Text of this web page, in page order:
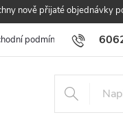
nově přijaté
podmínky